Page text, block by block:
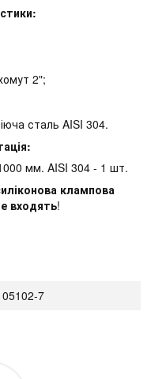
2";
сталь AISI 304.
мм. AISI 304 - 1 шт.
клампова
входять!
05102-7